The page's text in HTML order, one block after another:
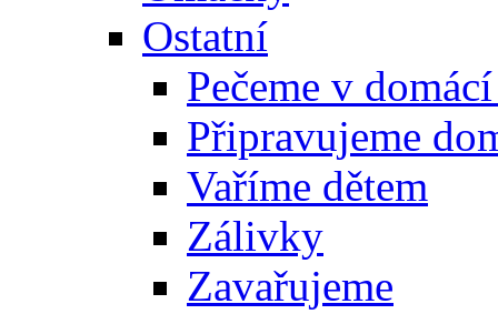
Ostatní
Pečeme v
Připravujeme
Vaříme dětem
Zálivky
Zavařujeme